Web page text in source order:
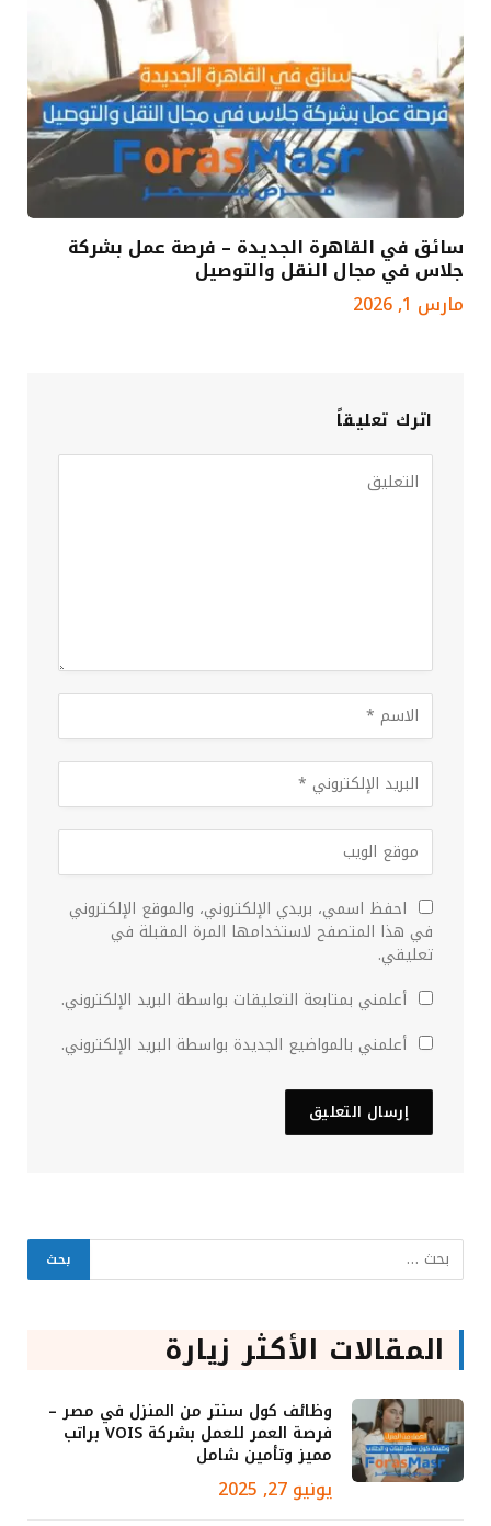
سائق في القاهرة الجديدة – فرصة عمل بشركة
جلاس في مجال النقل والتوصيل
مارس 1, 2026
اترك تعليقاً
احفظ اسمي، بريدي الإلكتروني، والموقع الإلكتروني
في هذا المتصفح لاستخدامها المرة المقبلة في
تعليقي.
أعلمني بمتابعة التعليقات بواسطة البريد الإلكتروني.
أعلمني بالمواضيع الجديدة بواسطة البريد الإلكتروني.
المقالات الأكثر زيارة
وظائف كول سنتر من المنزل في مصر –
فرصة العمر للعمل بشركة VOIS براتب
مميز وتأمين شامل
يونيو 27, 2025